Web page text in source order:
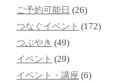
ご予約可能日 (26)
つなぐイベント (172)
つぶやき (49)
イベント (29)
イベント・講座 (6)